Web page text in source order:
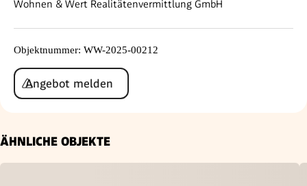
Wohnen & Wert Realitätenvermittlung GmbH
Objektnummer: WW-2025-00212
Angebot melden
ÄHNLICHE OBJEKTE